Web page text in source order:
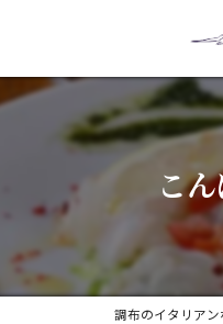
こ
調布のイタリア